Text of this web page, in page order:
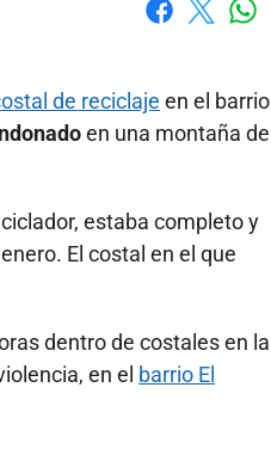
de reciclaje en el barrio
en una montaña de
estaba completo y
El costal en el que
dentro de costales en la
en el barrio El